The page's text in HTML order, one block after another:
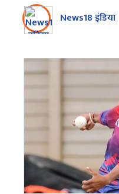
News18 इंडिया